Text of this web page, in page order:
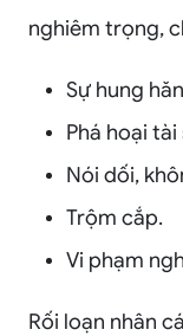
nghiêm trọng,
Sự hung
Phá hoại tài
Nói dối,
Trộm cắp.
Vi phạm
Rối loạn nhân